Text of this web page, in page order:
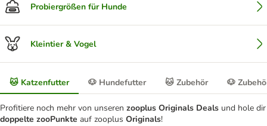
Probiergrößen für Hunde
Kleintier & Vogel
🐱 Katzenfutter 🐶 Hundefutter 🐱 Zubehör 🐶
Profitiere noch mehr von unseren zooplus Originals Deals und hole dir
doppelte zooPunkte auf zooplus Originals!